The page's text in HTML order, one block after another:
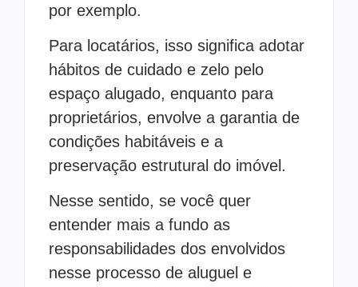
por exemplo.
Para locatários, isso significa adotar
hábitos de cuidado e zelo pelo
espaço alugado, enquanto para
proprietários, envolve a garantia de
condições habitáveis e a
preservação estrutural do imóvel.
Nesse sentido, se você quer
entender mais a fundo as
responsabilidades dos envolvidos
nesse processo de aluguel e